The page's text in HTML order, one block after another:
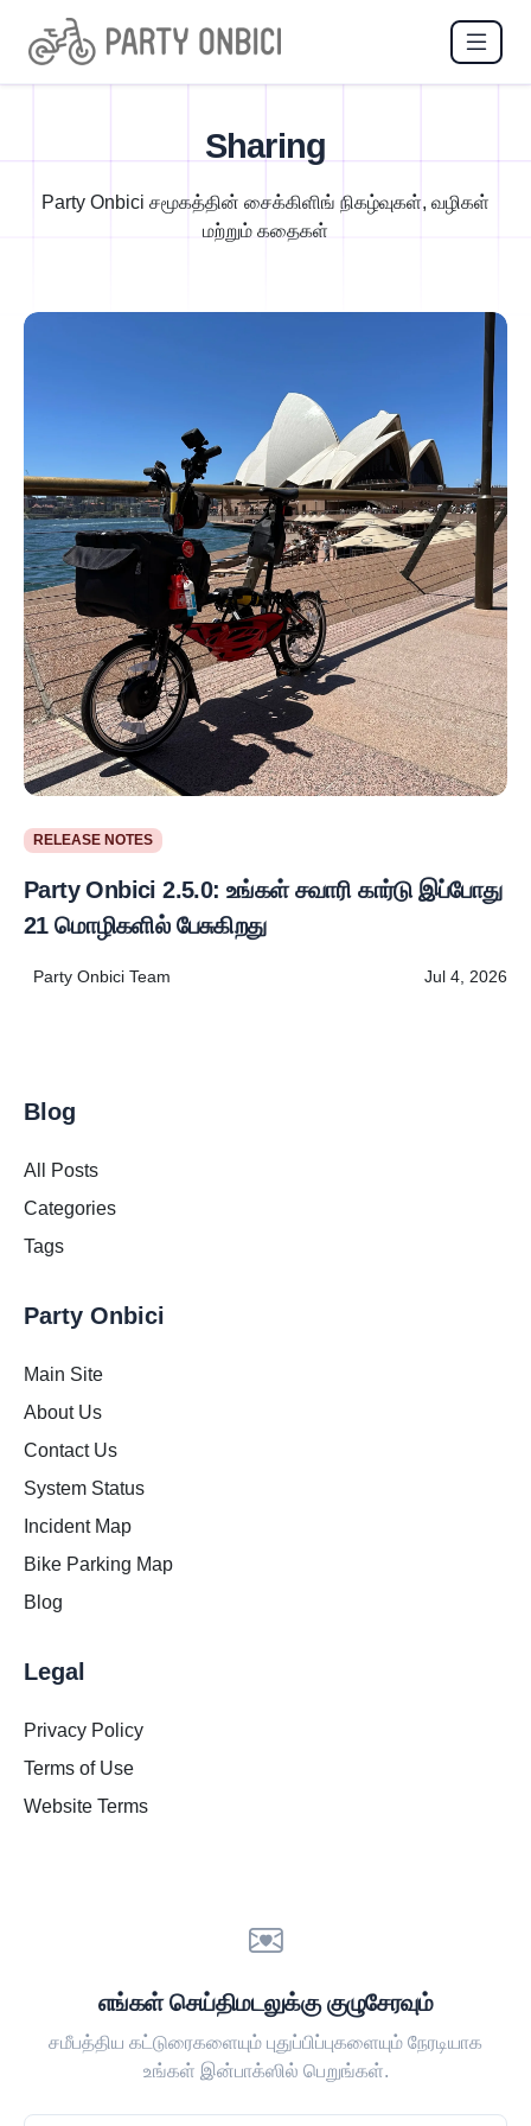
Sharing
Party Onbici சமூகத்தின் சைக்கிளிங் நிகழ்வுகள், வழிகள்
மற்றும் கதைகள்
RELEASE NOTES
Party Onbici 2.5.0: உங்கள் சவாரி கார்டு இப்போது
21 மொழிகளில் பேசுகிறது
Party Onbici Team Jul 4, 2026
Blog
All Posts
Categories
Tags
Party Onbici
Main Site
About Us
Contact Us
System Status
Incident Map
Bike Parking Map
Blog
Legal
Privacy Policy
Terms of Use
Website Terms
எங்கள் செய்திமடலுக்கு குழுசேரவும்
சமீபத்திய கட்டுரைகளையும் புதுப்பிப்புகளையும் நேரடியாக
உங்கள் இன்பாக்ஸில் பெறுங்கள்.